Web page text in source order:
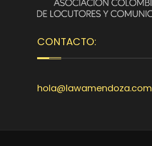
CONTACTO:
hola@lawamendoza.com